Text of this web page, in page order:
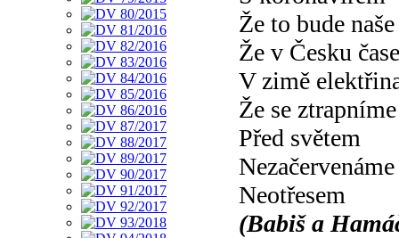
Že to bude
Že v Česku
V zimě
Že se ztrapníme
Před světem
Nezačervenáme
Neotřesem
(Babiš a